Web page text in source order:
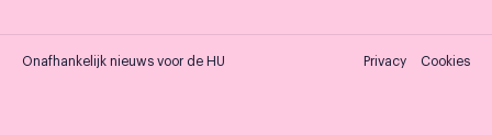
Onafhankelijk nieuws voor de HU Privacy Cookies